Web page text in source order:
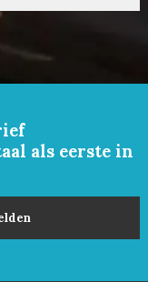
als eerste in